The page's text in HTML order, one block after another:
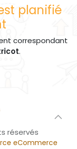
planifié
correspondant
.
réservés
eCommerce